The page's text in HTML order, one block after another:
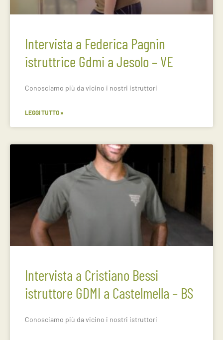
Intervista a Federica Pagnin
istruttrice Gdmi a Jesolo – VE
Conosciamo più da vicino i nostri istruttori
LEGGI TUTTO »
Intervista a Cristiano Bessi
istruttore GDMI a Castelmella – BS
Conosciamo più da vicino i nostri istruttori